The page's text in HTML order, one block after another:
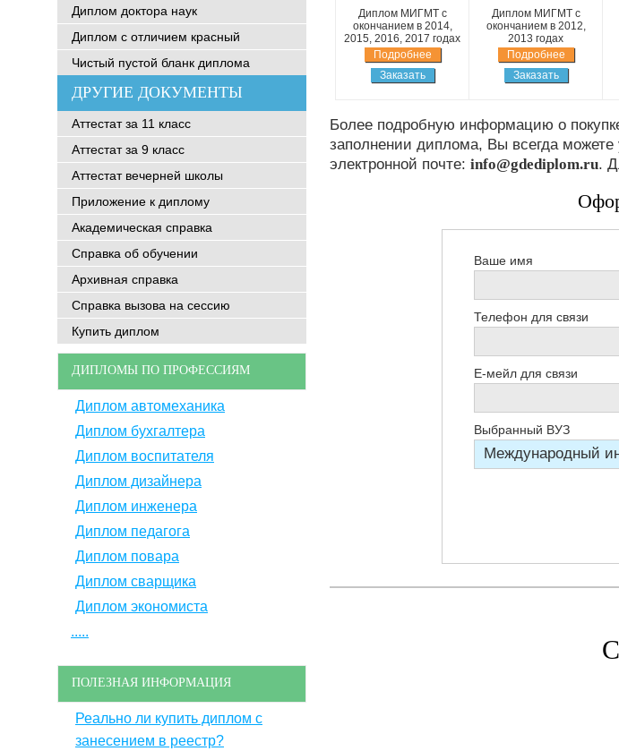
Диплом МИГМТ с
окончанием в 2014,
2015, 2016, 2017 годах
Подробнее
Заказать
Диплом МИГМТ с
окончанием в 2012,
2013 годах
Подробнее
Заказать
Более подробную информацию о
заполнении диплома, Вы всегда
электронной почте: info@gdediplom.ru.
Ваше имя
Телефон для связи
Е-мейл для связи
Выбранный ВУЗ
Диплом доктора наук
Диплом с отличием красный
Чистый пустой бланк диплома
ДРУГИЕ ДОКУМЕНТЫ
Аттестат за 11 класс
Аттестат за 9 класс
Аттестат вечерней школы
Приложение к диплому
Академическая справка
Справка об обучении
Архивная справка
Справка вызова на сессию
Купить диплом
ДИПЛОМЫ ПО ПРОФЕССИЯМ
Диплом автомеханика
Диплом бухгалтера
Диплом воспитателя
Диплом дизайнера
Диплом инженера
Диплом педагога
Диплом повара
Диплом сварщика
Диплом экономиста
.....
ПОЛЕЗНАЯ ИНФОРМАЦИЯ
Реально ли купить диплом с
занесением в реестр?